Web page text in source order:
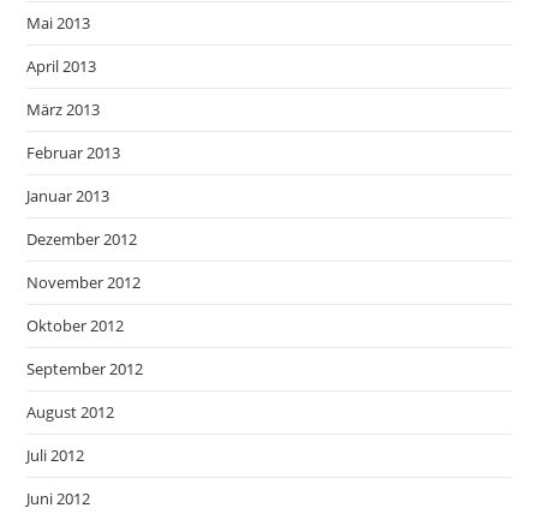
Mai 2013
April 2013
März 2013
Februar 2013
Januar 2013
Dezember 2012
November 2012
Oktober 2012
September 2012
August 2012
Juli 2012
Juni 2012